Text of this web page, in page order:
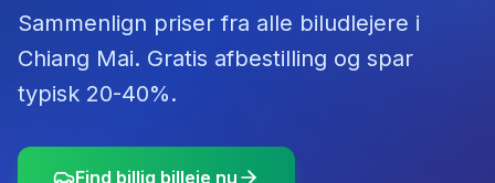
Sammenlign priser fra alle biludlejere i
Chiang Mai. Gratis afbestilling og spar
typisk 20-40%.
Find billig billeje nu